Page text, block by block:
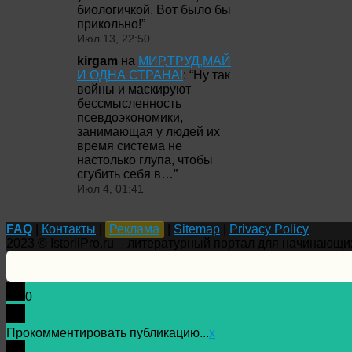
биологичкой. Вот было бы
прикольно!”
Июл 13, 22:50
kirgam на МИР,ТРУД,МАЙ
И ОДНА СТРАНА!: “Ну так
войны и маскируют
бессмысленность
псевдоэкономики,
занимающая у людей их
время система не
настолько глупа, чтобы
сгубить себя в…”
Июл 4, 01:41
FAQ Контакты Реклама Sitemap
Privacy Policy
0
Прокомментировать публикацию...x